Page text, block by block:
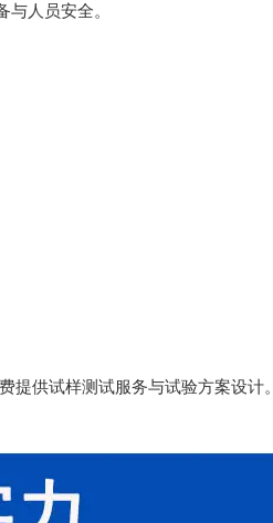
人员安全。
提供试样测试服务与试验方案设计。